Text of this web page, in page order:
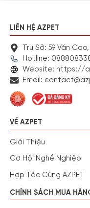
LIÊN HỆ AZPET
Trụ Sở: 59 Văn
Hotline:
Website: https://
Email:
VỀ AZPET
Giới Thiệu
Cơ Hội Nghề Nghiệp
Hợp Tác Cùng AZPET
CHÍNH SÁCH MUA